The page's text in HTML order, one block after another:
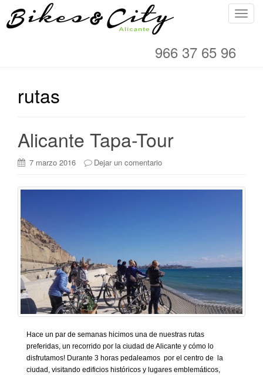
C
c
966 37 65 96
rutas
Alicante Tapa-Tour
7 marzo 2016 Dejar un comentario
Hace un par de semanas hicimos una de nuestras rutas
preferidas, un recorrido por la ciudad de Alicante y cómo lo
disfrutamos! Durante 3 horas pedaleamos por el centro de la
ciudad, visitando edificios históricos y lugares emblemáticos,